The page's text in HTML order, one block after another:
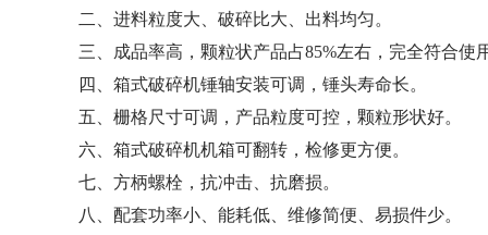
二、进料粒度大、破碎比大、出料均匀。
三、成品率高，颗粒状产品占85%左右，完全符合使
四、箱式破碎机锤轴安装可调，锤头寿命长。
五、栅格尺寸可调，产品粒度可控，颗粒形状好。
六、箱式破碎机机箱可翻转，检修更方便。
七、方柄螺栓，抗冲击、抗磨损。
八、配套功率小、能耗低、维修简便、易损件少。